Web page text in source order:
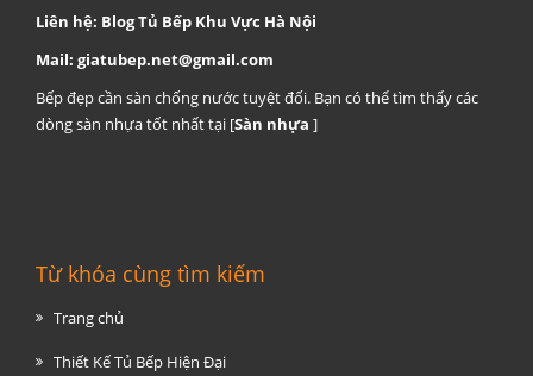
Liên hệ: Blog Tủ Bếp Khu Vực Hà Nội
Mail: giatubep.net@gmail.com
Bếp đẹp cần sàn chống nước tuyệt đối. Bạn có thể tìm thấy các
dòng sàn nhựa tốt nhất tại [Sàn nhựa ]
Từ khóa cùng tìm kiếm
Trang chủ
Thiết Kế Tủ Bếp Hiện Đại